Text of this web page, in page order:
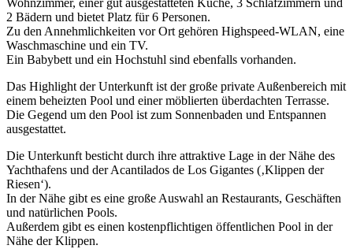
Wohnzimmer, einer gut ausgestatteten Küche, 3 Schlafzimmern und
2 Bädern und bietet Platz für 6 Personen.
Zu den Annehmlichkeiten vor Ort gehören Highspeed-WLAN, eine
Waschmaschine und ein TV.
Ein Babybett und ein Hochstuhl sind ebenfalls vorhanden.
Das Highlight der Unterkunft ist der große private Außenbereich mit
einem beheizten Pool und einer möblierten überdachten Terrasse.
Die Gegend um den Pool ist zum Sonnenbaden und Entspannen
ausgestattet.
Die Unterkunft besticht durch ihre attraktive Lage in der Nähe des
Yachthafens und der Acantilados de Los Gigantes (‚Klippen der
Riesen‘).
In der Nähe gibt es eine große Auswahl an Restaurants, Geschäften
und natürlichen Pools.
Außerdem gibt es einen kostenpflichtigen öffentlichen Pool in der
Nähe der Klippen.